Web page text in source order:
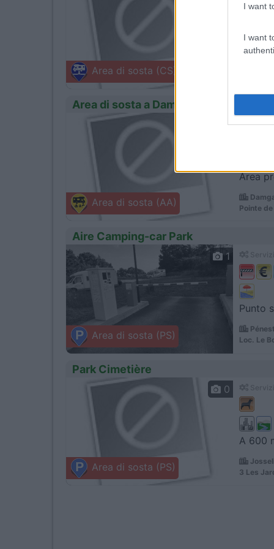
I want
I want
Area di sosta (CS)
A
Area di sosta a Damgan
Area di sosta (AA)
0
Area
Pointe
Aire Camping-car Park
Area di sosta (PS)
1
Punto
Loc. Le
Park Cimetière
Area di sosta (PS)
0
A 600
3 Les